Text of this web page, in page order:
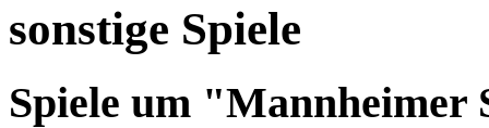
sonstige Spiele
Spiele um